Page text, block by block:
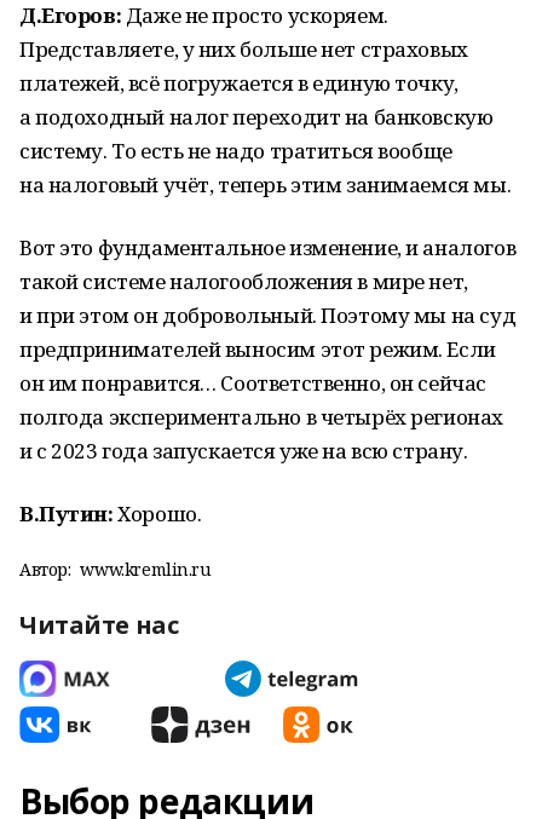
Д.Егоров: Даже не просто ускоряем.
Представляете, у них больше нет страховых
платежей, всё погружается в единую точку,
а подоходный налог переходит на банковскую
систему. То есть не надо тратиться вообще
на налоговый учёт, теперь этим занимаемся мы.
Вот это фундаментальное изменение, и аналогов
такой системе налогообложения в мире нет,
и при этом он добровольный. Поэтому мы на суд
предпринимателей выносим этот режим. Если
он им понравится… Соответственно, он сейчас
полгода экспериментально в четырёх регионах
и с 2023 года запускается уже на всю страну.
В.Путин:Хорошо.
Автор: www.kremlin.ru
Читайте нас
Выбор редакции